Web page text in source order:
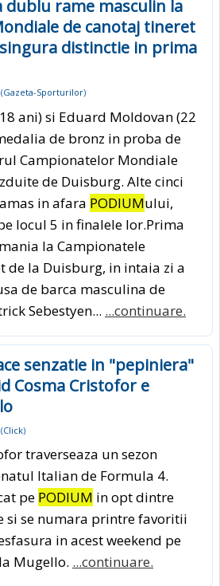
dublu rame masculin la
de canotaj tineret
distinctie in prima
Gazeta-Sporturilor)
ani) si Eduard Moldovan (22
de bronz in proba de
Campionatelor Mondiale
de Duisburg. Alte cinci
in afara PODIUMului,
locul 5 in finalele lor.Prima
la Campionatele
de la Duisburg, in intaia zi a
de barca masculina de
Sebestyen... ...continuare.
senzatie in "pepiniera"
Cosma Cristofor e
(Click)
traverseaza un sezon
Italian de Formula 4.
pe PODIUM in opt dintre
si se numara printre favoritii
in acest weekend pe
Mugello. ...continuare.